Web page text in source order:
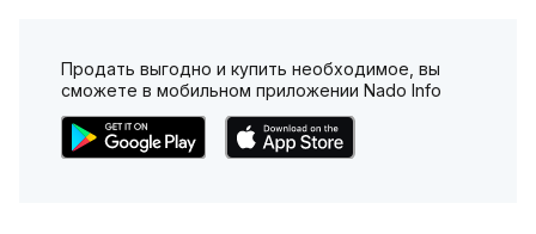
Продать выгодно и купить необходимое, вы
сможете в мобильном приложении Nado Info